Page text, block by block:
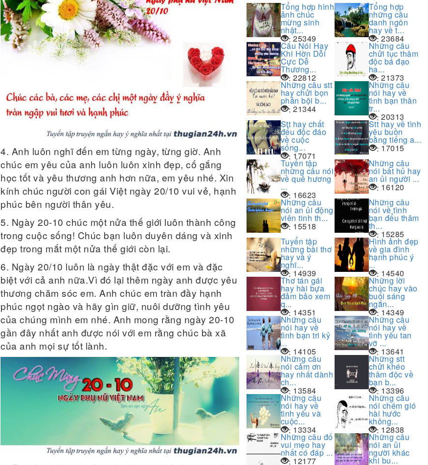
4. Anh luôn nghĩ đến em từng ngày, từng giờ. Anh
chúc em yêu của anh luôn luôn xinh đẹp, cố gắng
học tốt và yêu thương anh hơn nữa, em yêu nhé. Xin
kính chúc người con gái Việt ngày 20/10 vui vẻ, hạnh
phúc bên người thân yêu.
5. Ngày 20-10 chúc một nửa thế giới luôn thành công
trong cuộc sống! Chúc bạn luôn duyên dáng và xinh
đẹp trong mắt một nửa thế giới còn lại.
6. Ngày 20/10 luôn là ngày thật đặc với em và đặc
biệt với cả anh nữa.Vì đó lại thêm ngày anh đư­ợc yêu
th­ương chăm sóc em. Anh chúc em tràn đầy hạnh
phúc ngọt ngào và hãy gìn giữ, nuôi dư­ỡng tình yêu
của chúng mình em nhé. Anh mong rằng ngày 20-10
gần đây nhất anh đư­ợc nói với em rằng chúc bà xã
của anh mọi sự tốt lành.
Tổng hợp hình
ảnh chúc
mừng sinh
nhật...
:25349
Tổng hợp
những câu
danh ngôn
hay về t...
:23684
Câu Nói Hay
Khi Hờn Dỗi
Cực Dễ
Thương...
: 22812
Những câu
chửi tục thâm
độc bá đạo
ha...
: 21373
Những câu stt
hay chửi bọn
phản bội b...
: 21344
Những câu
nói hay về
tình bạn thân
tr...
: 20313
Stt hay chất
đểu độc đáo
về cuộc
sống...
: 17071
Stt hay về tình
yêu buồn
bằng tiếng a...
: 17015
Tuyển tập
những câu nói
về quê hương
...
: 16623
Những câu
nói bất hủ hay
an ủi người ...
: 16120
Những câu
nói an ủi động
viên tinh th...
: 15518
Những câu
nói về tình
bạn đểu thâm
th...
: 15285
Tuyển tập
những bài thơ
hay và ý
nghĩ...
: 14939
Hình ảnh đẹp
về gia đình
hạnh phúc ý
...
: 14540
Thơ tán gái
hay hài bựa
đảm bảo xem
q...
: 14351
Những lời
chúc hay vào
buổi sáng
ngắn...
: 14349
Những câu
nói hay về
tình bạn tri kỷ
...
: 14105
Những câu
nói hay về
tình yêu tan
vỡ ...
: 13641
Những câu
nói cảm ơn
hay nhất dành
ch...
: 13584
Những stt
chửi khéo
thâm độc về
bạn b...
: 13396
Những câu
nói hay về
tình yêu và
cuộc...
:13334
Những câu
nói chém gió
hài hước
không...
: 12838
Những câu đố
vui mẹo hay
nhất có đáp ...
: 12177
Những câu
nói an ủi
người khác
khi bu...